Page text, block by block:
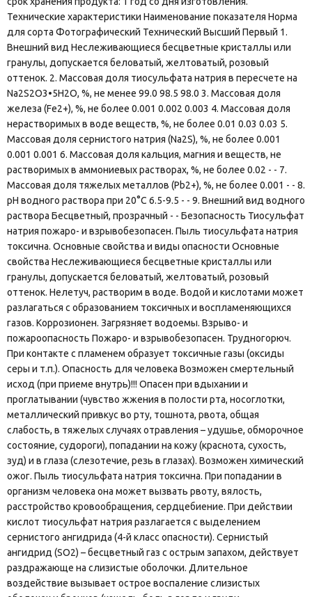
Технические характеристики Наименование показателя Норма
для сорта Фотографический Технический Высший Первый 1.
Внешний вид Неслеживающиеся бесцветные кристаллы или
гранулы, допускается беловатый, желтоватый, розовый
оттенок. 2. Массовая доля тиосульфата натрия в пересчете на
Na2S2O3•5H2O, %, не менее 99.0 98.5 98.0 3. Массовая доля
железа (Fe2+), %, не более 0.001 0.002 0.003 4. Массовая доля
нерастворимых в воде веществ, %, не более 0.01 0.03 0.03 5.
Массовая доля сернистого натрия (Na2S), %, не более 0.001
0.001 0.001 6. Массовая доля кальция, магния и веществ, не
растворимых в аммониевых растворах, %, не более 0.02 - - 7.
Массовая доля тяжелых металлов (Pb2+), %, не более 0.001 - - 8.
рН водного раствора при 20°С 6.5-9.5 - - 9. Внешний вид водного
раствора Бесцветный, прозрачный - - Безопасность Тиосульфат
натрия пожаро- и взрывобезопасен. Пыль тиосульфата натрия
токсична. Основные свойства и виды опасности Основные
свойства Неслеживающиеся бесцветные кристаллы или
гранулы, допускается беловатый, желтоватый, розовый
оттенок. Нелетуч, растворим в воде. Водой и кислотами может
разлагаться с образованием токсичных и воспламеняющихся
газов. Коррозионен. Загрязняет водоемы. Взрыво- и
пожароопасность Пожаро- и взрывобезопасен. Трудногорюч.
При контакте с пламенем образует токсичные газы (оксиды
серы и т.п.). Опасность для человека Возможен смертельный
исход (при приеме внутрь)!!! Опасен при вдыхании и
проглатывании (чувство жжения в полости рта, носоглотки,
металлический привкус во рту, тошнота, рвота, общая
слабость, в тяжелых случаях отравления – удушье, обморочное
состояние, судороги), попадании на кожу (краснота, сухость,
зуд) и в глаза (слезотечие, резь в глазах). Возможен химический
ожог. Пыль тиосульфата натрия токсична. При попадании в
организм человека она может вызвать рвоту, вялость,
расстройство кровообращения, сердцебиение. При действии
кислот тиосульфат натрия разлагается с выделением
сернистого ангидрида (4-й класс опасности). Сернистый
ангидрид (SO2) – бесцветный газ с острым запахом, действует
раздражающе на слизистые оболочки. Длительное
воздействие вызывает острое воспаление слизистых